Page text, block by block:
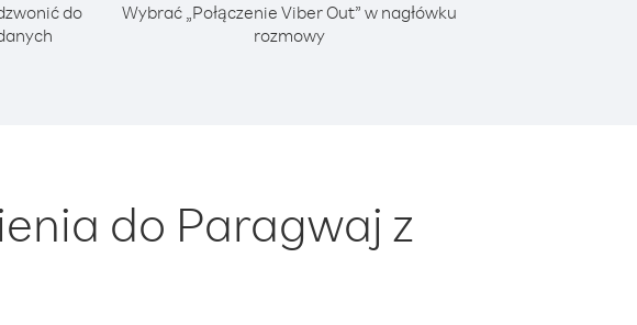
do
Wybrać „Połączenie Viber Out” w nagłówku
rozmowy
do Paragwaj z